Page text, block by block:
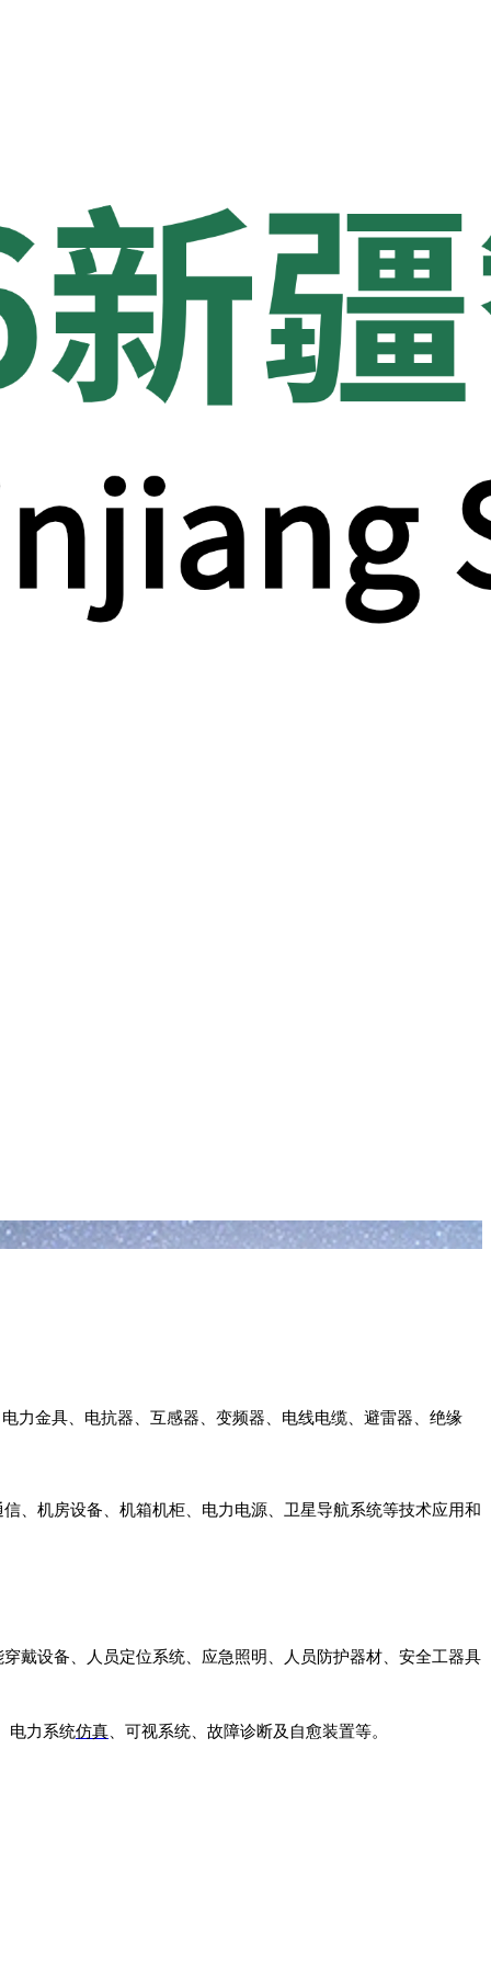
力金具、电抗器、互感器、变频器 、电线电缆、避雷器、绝缘
、机房设备、机箱机柜、电力电源、卫星导航系统等技术应用和
穿戴设备、人员定位系统、应急照明、人员防护器材、安全工器具
电力系统仿真 、可视系统、故障诊断及自愈装置等。